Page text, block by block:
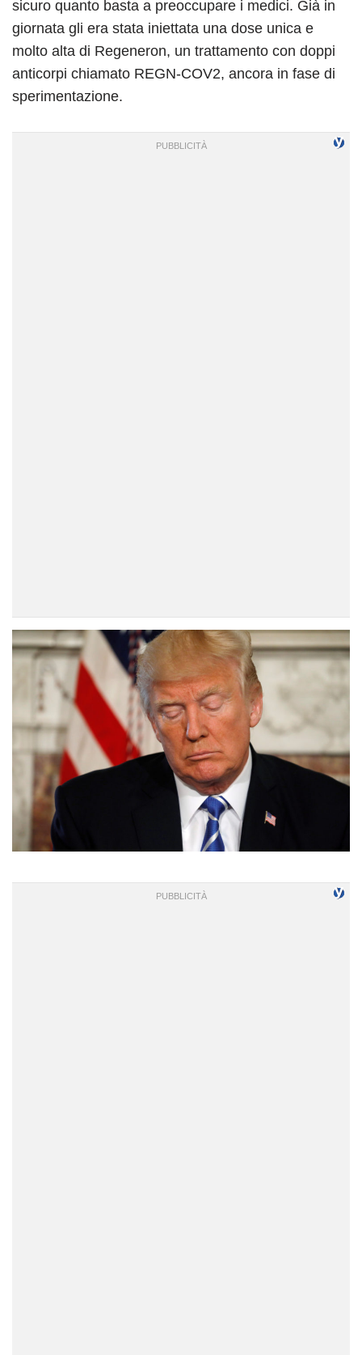
sicuro quanto basta a preoccupare i medici. Già in
giornata gli era stata iniettata una dose unica e
molto alta di Regeneron, un trattamento con doppi
anticorpi chiamato REGN-COV2, ancora in fase di
sperimentazione.